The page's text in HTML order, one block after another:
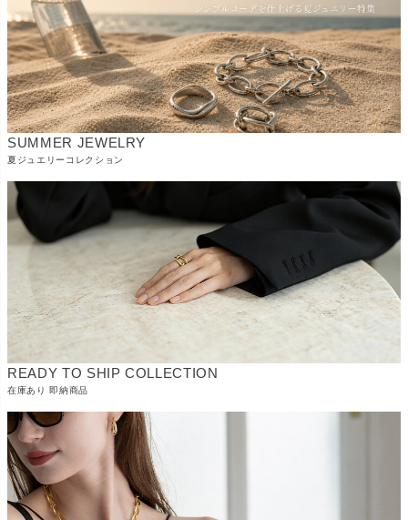
SUMMER JEWELRY
夏ジュエリーコレクション
READY TO SHIP COLLECTION
在庫あり 即納商品